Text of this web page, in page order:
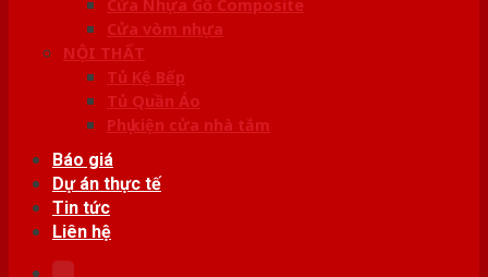
Cửa Nhựa Gỗ Composite
Cửa vòm nhựa
NỘI THẤT
Tủ Kệ Bếp
Tủ Quần Áo
Phụ kiện cửa nhà tắm
Báo giá
Dự án thực tế
Tin tức
Liên hệ